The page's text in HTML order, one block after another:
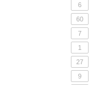
6
60
7
1
27
9